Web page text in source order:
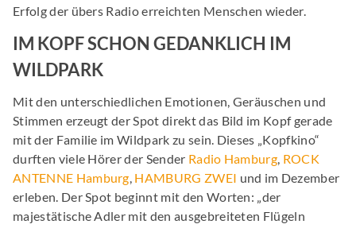
Erfolg der übers Radio erreichten Menschen wieder.
IM KOPF SCHON GEDANKLICH IM
WILDPARK
Mit den unterschiedlichen Emotionen, Geräuschen und
Stimmen erzeugt der Spot direkt das Bild im Kopf gerade
mit der Familie im Wildpark zu sein. Dieses „Kopfkino“
durften viele Hörer der Sender Radio Hamburg, ROCK
ANTENNE Hamburg, HAMBURG ZWEI und im Dezember
erleben. Der Spot beginnt mit den Worten: „der
majestätische Adler mit den ausgebreiteten Flügeln